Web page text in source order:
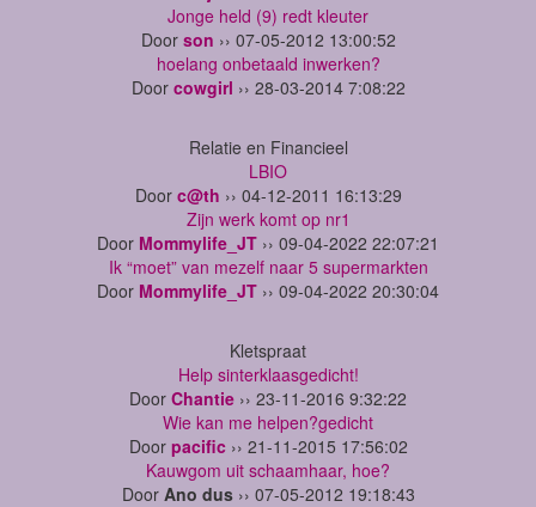
Jonge held (9) redt kleuter
Door son ›› 07-05-2012 13:00:52
hoelang onbetaald inwerken?
Door cowgirl ›› 28-03-2014 7:08:22
Relatie en Financieel
LBIO
Door c@th ›› 04-12-2011 16:13:29
Zijn werk komt op nr1
Door Mommylife_JT ›› 09-04-2022 22:07:21
Ik “moet” van mezelf naar 5 supermarkten
Door Mommylife_JT ›› 09-04-2022 20:30:04
Kletspraat
Help sinterklaasgedicht!
Door Chantie ›› 23-11-2016 9:32:22
Wie kan me helpen?gedicht
Door pacific›› 21-11-2015 17:56:02
Kauwgom uit schaamhaar, hoe?
Door Ano dus›› 07-05-2012 19:18:43